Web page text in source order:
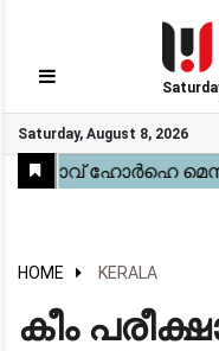
Saturday, August 8, 2026
GO
Home
Kerala
National
Gulf
World
Sports
Movies
Health
Automobile
Travel
Education
Novel
Business
Technology
Webstory
HOME KERALA
​കീം